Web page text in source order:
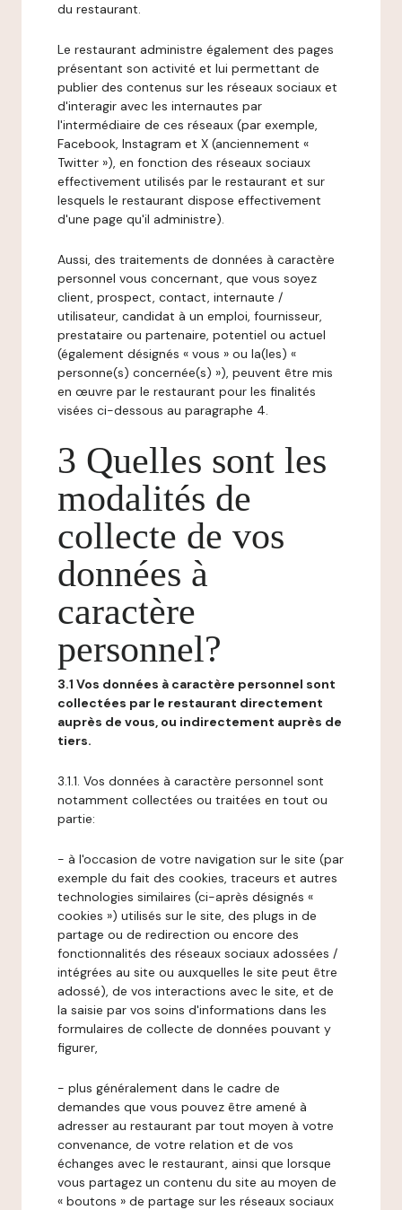
du restaurant.
Le restaurant administre également des pages
présentant son activité et lui permettant de
publier des contenus sur les réseaux sociaux et
d'interagir avec les internautes par
l'intermédiaire de ces réseaux (par exemple,
Facebook, Instagram et X (anciennement «
Twitter »), en fonction des réseaux sociaux
effectivement utilisés par le restaurant et sur
lesquels le restaurant dispose effectivement
d'une page qu'il administre).
Aussi, des traitements de données à caractère
personnel vous concernant, que vous soyez
client, prospect, contact, internaute /
utilisateur, candidat à un emploi, fournisseur,
prestataire ou partenaire, potentiel ou actuel
(également désignés « vous » ou la(les) «
personne(s) concernée(s) »), peuvent être mis
en œuvre par le restaurant pour les finalités
visées ci-dessous au paragraphe 4.
3 Quelles sont les
modalités de
collecte de vos
données à
caractère
personnel?
3.1 Vos données à caractère personnel sont
collectées par le restaurant directement
auprès de vous, ou indirectement auprès de
tiers.
3.1.1. Vos données à caractère personnel sont
notamment collectées ou traitées en tout ou
partie:
- à l'occasion de votre navigation sur le site (par
exemple du fait des cookies, traceurs et autres
technologies similaires (ci-après désignés «
cookies ») utilisés sur le site, des plugs in de
partage ou de redirection ou encore des
fonctionnalités des réseaux sociaux adossées /
intégrées au site ou auxquelles le site peut être
adossé), de vos interactions avec le site, et de
la saisie par vos soins d'informations dans les
formulaires de collecte de données pouvant y
figurer,
- plus généralement dans le cadre de
demandes que vous pouvez être amené à
adresser au restaurant par tout moyen à votre
convenance, de votre relation et de vos
échanges avec le restaurant, ainsi que lorsque
vous partagez un contenu du site au moyen de
« boutons » de partage sur les réseaux sociaux